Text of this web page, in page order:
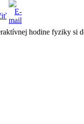
hodine fyziky si